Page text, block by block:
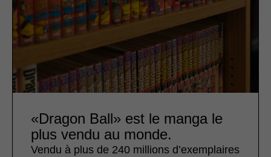
«Dragon Ball» est le manga le
plus vendu au monde.
Vendu à plus de 240 millions d’exemplaires